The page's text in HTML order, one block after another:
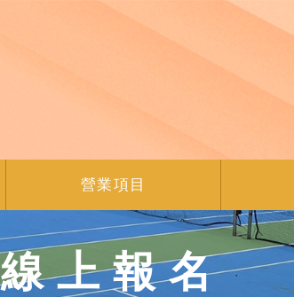
營業項目
線上報名